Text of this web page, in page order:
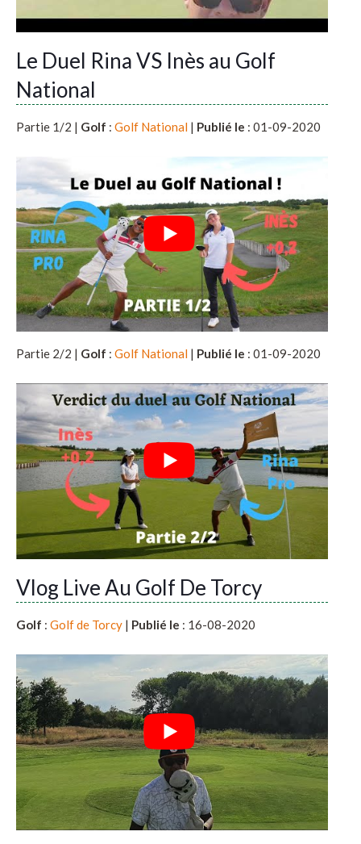
Le Duel Rina VS Inès au Golf
National
Partie 1/2 | Golf : Golf National | Publié le : 01-09-2020
Partie 2/2 | Golf : Golf National | Publié le : 01-09-2020
Vlog Live Au Golf De Torcy
Golf : Golf de Torcy | Publié le : 16-08-2020